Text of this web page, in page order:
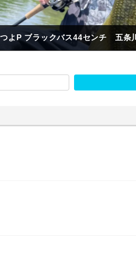
つよP ブラックバス44センチ 五条川